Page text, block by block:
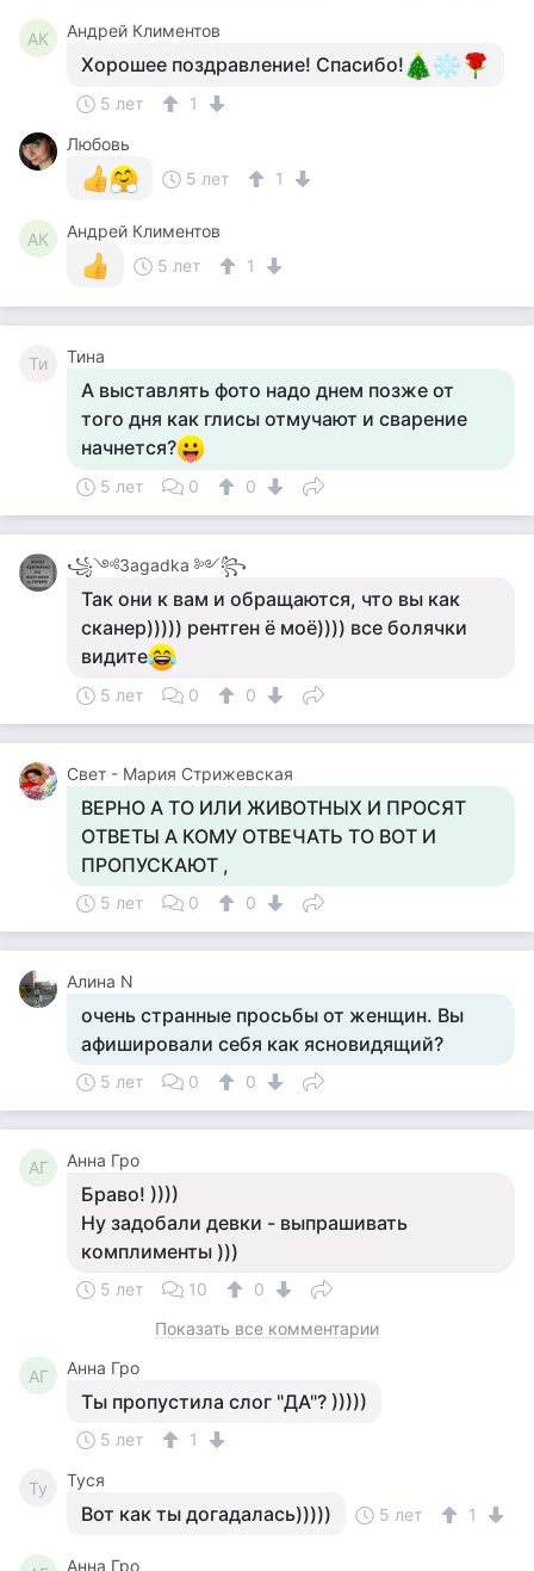
АК Андрей Климентов
Хорошее поздравление! Спасибо!
5 лет
1
Любовь
5 лет
1
АК
Андрей Климентов
5 лет
1
Ти Тина
А выставлять фото надо днем позже от
того дня как глисы отмучают и сварение
начнется?
5 лет 0 0
꧁༺Зagadka ༻꧂
Так они к вам и обращаются, что вы как
сканер))))) рентген ё моё)))) все болячки
видите
5 лет 0 0
Свет - Мария Стрижевская
ВЕРНО А ТО ИЛИ ЖИВОТНЫХ И ПРОСЯТ
ОТВЕТЫ А КОМУ ОТВЕЧАТЬ ТО ВОТ И
ПРОПУСКАЮТ ,
5 лет 0 0
Алина N
очень странные просьбы от женщин. Вы
афишировали себя как ясновидящий?
5 лет 0 0
АГ Анна Гро
Браво! ))))
Ну задобали девки - выпрашивать
комплименты )))
5 лет 10
0
Показать все комментарии
АГ Анна Гро
Ты пропустила слог "ДА"? )))))
5 лет 1
Ty Tycя
Вот как ты догадалась))))) 5 лет 1
Анна Гро